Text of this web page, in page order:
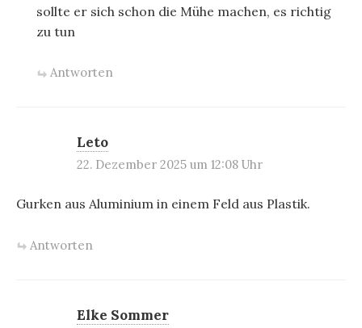
sollte er sich schon die Mühe machen, es richtig
zu tun
Antworten
Leto
22. Dezember 2025 um 12:08 Uhr
Gurken aus Aluminium in einem Feld aus Plastik.
Antworten
Elke Sommer